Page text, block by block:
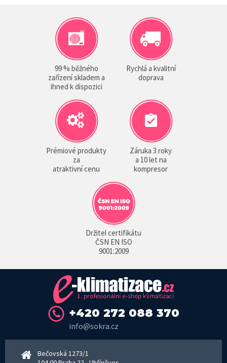
99 % běžného
zařízení skladem a
ihned k dispozici
Rychlá a kvalitní
doprava
Prémiové produkty
za
atraktivní cenu
Záruka 3 roky
a 10 let na
kompresor
Držitel certifikátu
ČSN EN ISO
9001:2009
+420 272 088 370
info@sokra.cz
Bečovská 1273/1